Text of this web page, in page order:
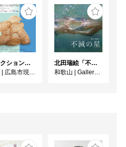
コレクション展2026-Ⅰ
広島市現代美術館
北田瑞絵「不滅の星」
和歌山
Gallery&Cafe AQUA